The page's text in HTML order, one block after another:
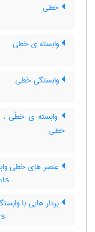
خطی
وابسته ی خطی
وابستگی خطی
وابسته ی خطّی ،
خطی
عنصر های خطی
بردار هایی با